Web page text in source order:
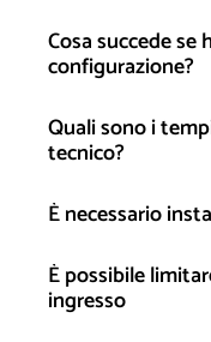
Cosa succede
configurazione?
Quali sono i
tecnico?
È necessario
È possibile
ingresso